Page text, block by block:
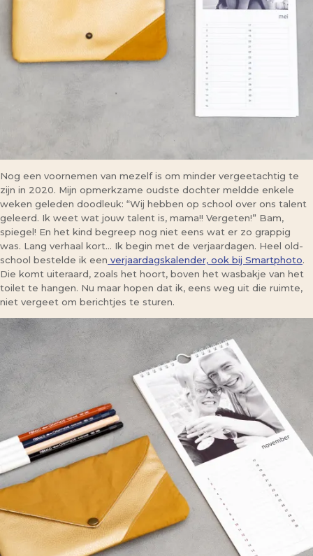
Nog een voornemen van mezelf is om minder vergeetachtig te
zijn in 2020. Mijn opmerkzame oudste dochter meldde enkele
weken geleden doodleuk: “Wij hebben op school over ons talent
geleerd. Ik weet wat jouw talent is, mama!! Vergeten!” Bam,
spiegel! En het kind begreep nog niet eens wat er zo grappig
was. Lang verhaal kort… Ik begin met de verjaardagen. Heel old-
school bestelde ik een verjaardagskalender, ook bij Smartphoto.
Die komt uiteraard, zoals het hoort, boven het wasbakje van het
toilet te hangen. Nu maar hopen dat ik, eens weg uit die ruimte,
niet vergeet om berichtjes te sturen.